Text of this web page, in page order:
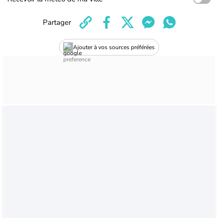
Ajouter à vos sources préférées
Partager